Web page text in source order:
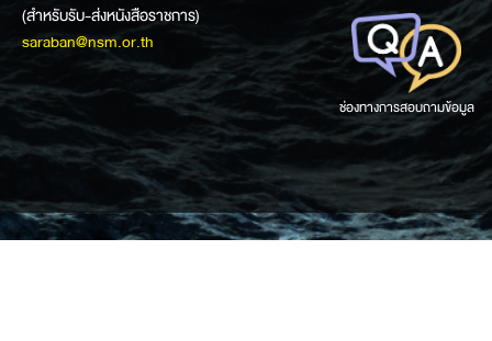
(สำหรับรับ-ส่งหนังสือราชการ)
saraban@nsm.or.th
ช่องทางการสอบถามข้อมูล